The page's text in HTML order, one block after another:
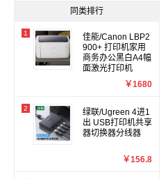
其他电脑配件
同类排行
1
佳能/Canon LBP2
900+ 打印机家用
商务办公黑白A4幅
面激光打印机
￥1680
2
绿联/Ugreen 4进1
出 USB打印机共享
器切换器分线器
￥156.8